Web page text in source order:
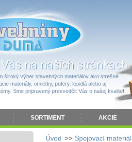
široký výber stavebných materiálov ako strešné
materiály, omietky, potery, lepidlá alebo aj
Sme pripravený presvedčiť Vás o našej kvalite!
SORTIMENT AKCIE
Úvod >> Spojovací materiál